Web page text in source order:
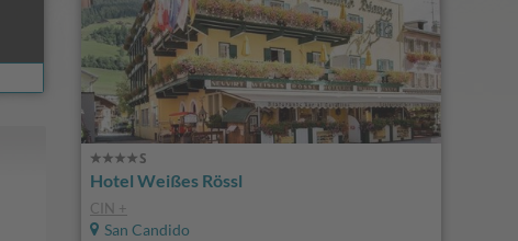
Hotel Weißes Rössl
CIN +
San Candido